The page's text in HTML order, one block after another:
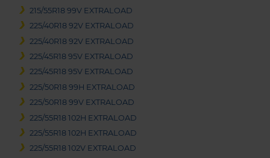
215/55R18 99V EXTRALOAD
225/40R18 92V EXTRALOAD
225/40R18 92V EXTRALOAD
225/45R18 95V EXTRALOAD
225/45R18 95V EXTRALOAD
225/50R18 99H EXTRALOAD
225/50R18 99V EXTRALOAD
225/55R18 102H EXTRALOAD
225/55R18 102H EXTRALOAD
225/55R18 102V EXTRALOAD